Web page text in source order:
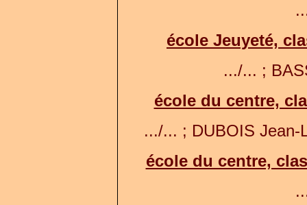
école Jeuyeté,
.../... ;
école du centre,
.../... ; DUBOIS
école du centre,